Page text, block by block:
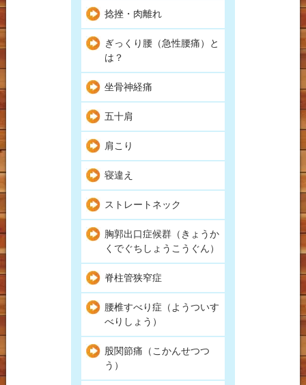
捻挫・肉離れ
ぎっくり腰（急性腰痛）と
は？
坐骨神経痛
五十肩
肩こり
寝違え
ストレートネック
胸郭出口症候群（きょうか
くでぐちしょうこうぐん）
脊柱管狭窄症
腰椎すべり症（ようついす
べりしょう）
股関節痛（こかんせつつ
う）